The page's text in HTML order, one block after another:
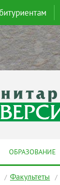
ОБРАЗОВАНИЕ
Факультеты